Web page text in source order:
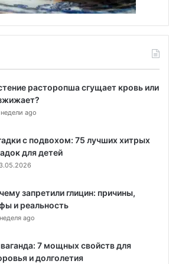
расторопша сгущает кровь или
ago
с подвохом: 75 лучших хитрых
для детей
запретили глицин: причины,
и реальность
ago
7 мощных свойств для
и долголетия